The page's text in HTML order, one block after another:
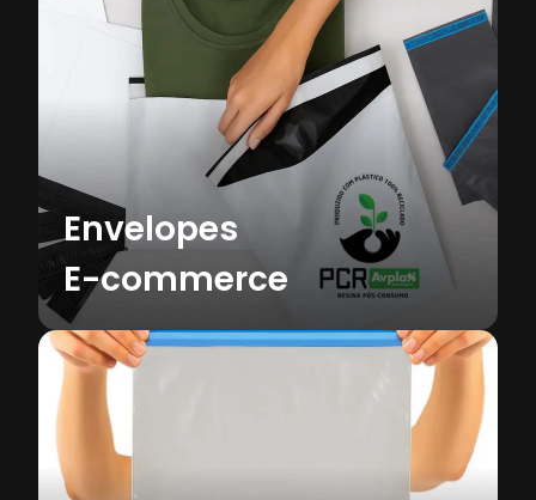
Envelopes
E-commerce
Sacos Plásticos
Sacos de polietileno (PE) e polipropileno
(PP) para embalagem, sob medida,
transparente ou pigmentado, lisos ou
impressos, reciclados (PCR) ou virgens.
Saiba mais
Alça vazada e alça camiseta, práticas e
resistentes, ideais para diferentes tipos de